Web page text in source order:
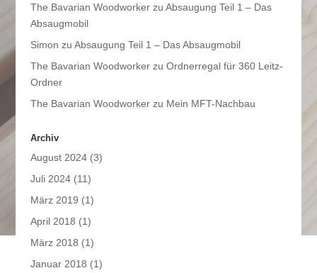
The Bavarian Woodworkerzu Absaugung Teil 1 – Das
Absaugmobil
Simon zu Absaugung Teil 1 – Das Absaugmobil
The Bavarian Woodworkerzu Ordnerregal für 360 Leitz-
Ordner
The Bavarian Woodworkerzu Mein MFT-Nachbau
Archiv
August 2024(3)
Juli 2024(11)
März 2019 (1)
April 2018 (1)
März 2018 (1)
Januar 2018 (1)